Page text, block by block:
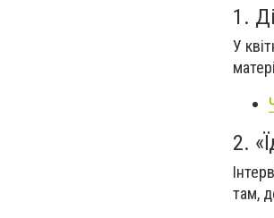
1.
У
2.
там,